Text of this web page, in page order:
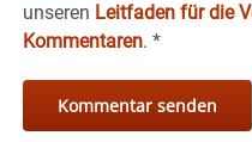
unseren Leitfaden für die
Kommentaren. *